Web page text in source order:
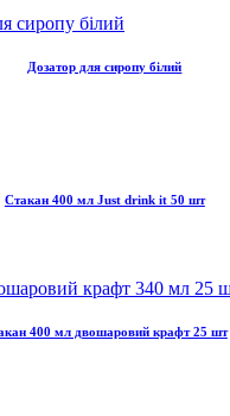
Дозатор для сиропу білий
Стакан 400 мл Just drink it 50 шт
400 мл двошаровий крафт 25 шт